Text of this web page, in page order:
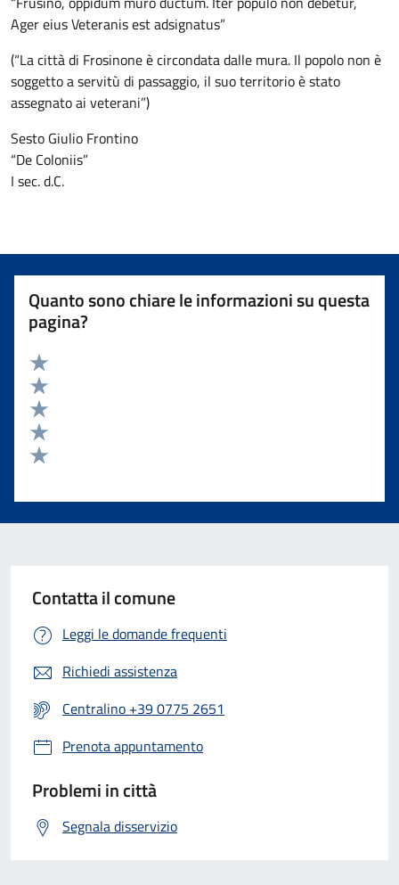
Ager eius Veteranis est adsignatus”
(“La città di Frosinone è circondata dalle mura. Il popolo non è
soggetto a servitù di passaggio, il suo territorio è stato
assegnato ai veterani”)
Sesto Giulio Frontino
“De Coloniis”
I sec. d.C.
Quanto sono chiare le informazioni su questa
pagina?
Valuta 5 stelle su 5
Valuta 4 stelle su 5
Valuta 3 stelle su 5
Valuta 2 stelle su 5
Contatta il comune
Leggi le domande frequenti
Richiedi assistenza
Centralino +39 0775 2651
Prenota appuntamento
Problemi in città
Segnala disservizio